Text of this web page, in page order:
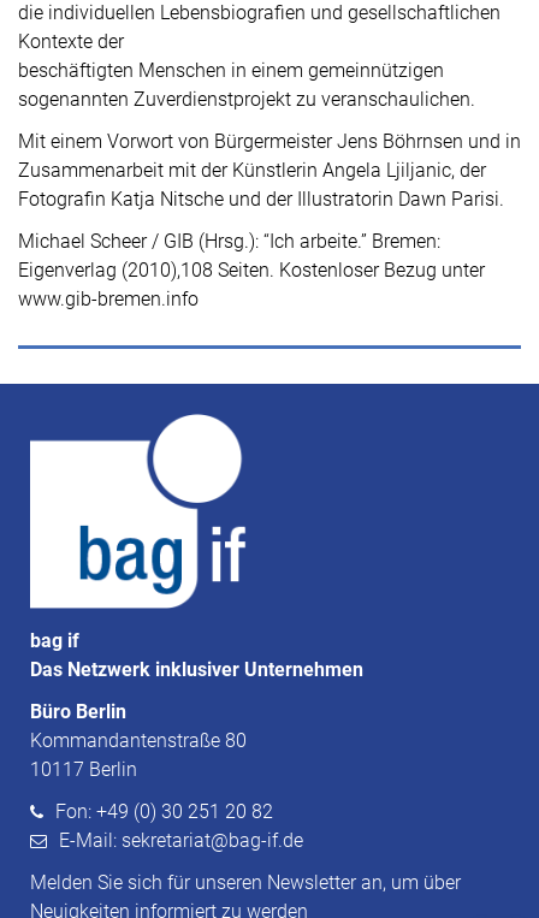
die individuellen Lebensbiografien und gesellschaftlichen
Kontexte der
beschäftigten Menschen in einem gemeinnützigen
sogenannten Zuverdienstprojekt zu veranschaulichen.
Mit einem Vorwort von Bürgermeister Jens Böhrnsen und in
Zusammenarbeit mit der Künstlerin Angela Ljiljanic, der
Fotografin Katja Nitsche und der Illustratorin Dawn Parisi.
Michael Scheer / GIB (Hrsg.): “Ich arbeite.” Bremen:
Eigenverlag (2010),108 Seiten. Kostenloser Bezug unter
www.gib-bremen.info
bag if
Das Netzwerk inklusiver Unternehmen
Büro Berlin
Kommandantenstraße 80
10117 Berlin
Fon: +49 (0) 30 251 20 82
E-Mail: sekretariat@bag-if.de
Melden Sie sich für unseren Newsletter an, um über
Neuigkeiten informiert zu werden